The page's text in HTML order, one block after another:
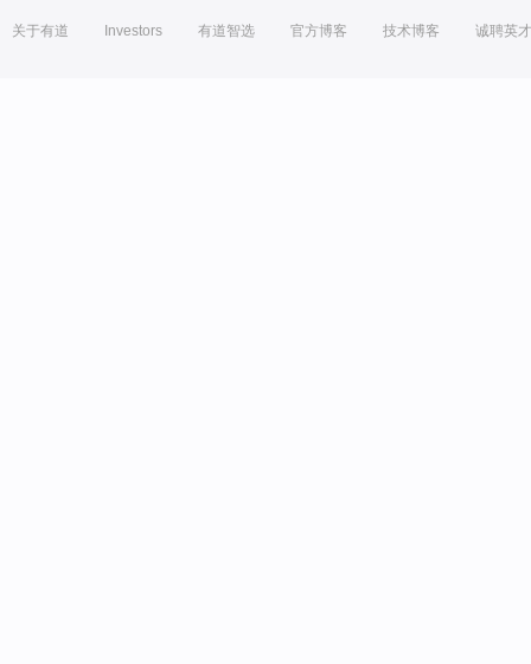
关于有道 Investors 有道智选 官方博客 技术博客 诚聘英才